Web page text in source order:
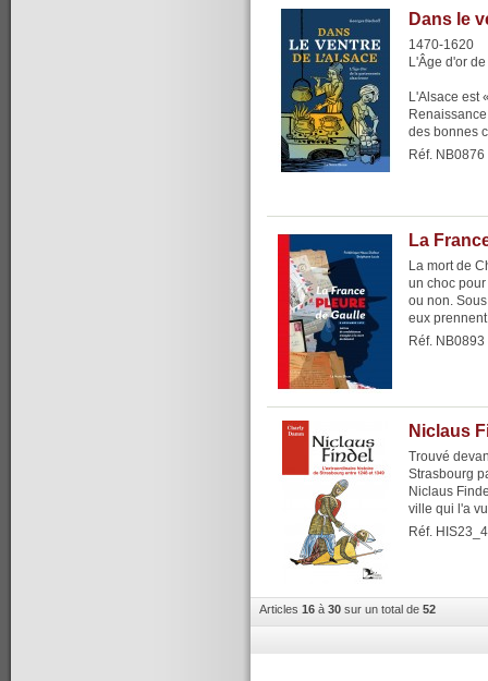
Dans le
1470-1620
L'Âge d'or
L'Alsace est
des bonnes
Réf. NB0876
La
La mort de
un choc
ou non.
eux
Réf. NB0893
Niclaus
Trouvé
Strasbourg
Niclaus
ville qui l'a
Réf. HIS23_4
Articles 16 à 30 sur un total de 52